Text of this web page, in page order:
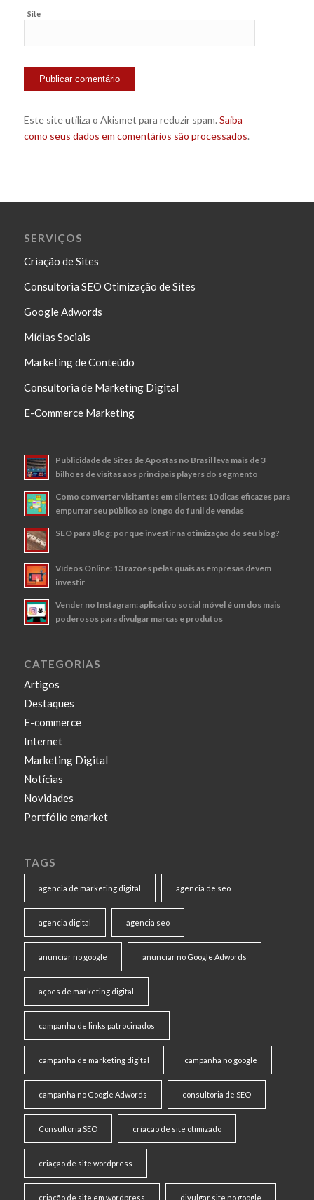
Site
Este site utiliza o Akismet para reduzir spam. Saiba
como seus dados em comentários são processados.
SERVIÇOS
Criação de Sites
Consultoria SEO Otimização de Sites
Google Adwords
Mídias Sociais
Marketing de Conteúdo
Consultoria de Marketing Digital
E-Commerce Marketing
Publicidade de Sites de Apostas no Brasil leva mais de 3
bilhões de visitas aos principais players do segmento
Como converter visitantes em clientes: 10 dicas eficazes para
empurrar seu público ao longo do funil de vendas
SEO para Blog: por que investir na otimização do seu blog?
Vídeos Online: 13 razões pelas quais as empresas devem
investir
Vender no Instagram: aplicativo social móvel é um dos mais
poderosos para divulgar marcas e produtos
CATEGORIAS
Artigos
Destaques
E-commerce
Internet
Marketing Digital
Notícias
Novidades
Portfólio emarket
TAGS
agencia de marketing digital agencia de seo
agencia digital agencia seo
anunciar no google anunciar no Google Adwords
ações de marketing digital
campanha de links patrocinados
campanha de marketing digital campanha no google
campanha no Google Adwords consultoria de SEO
Consultoria SEO criaçao de site otimizado
criaçao de site wordpress
criação de site em wordpress divulgar site no google